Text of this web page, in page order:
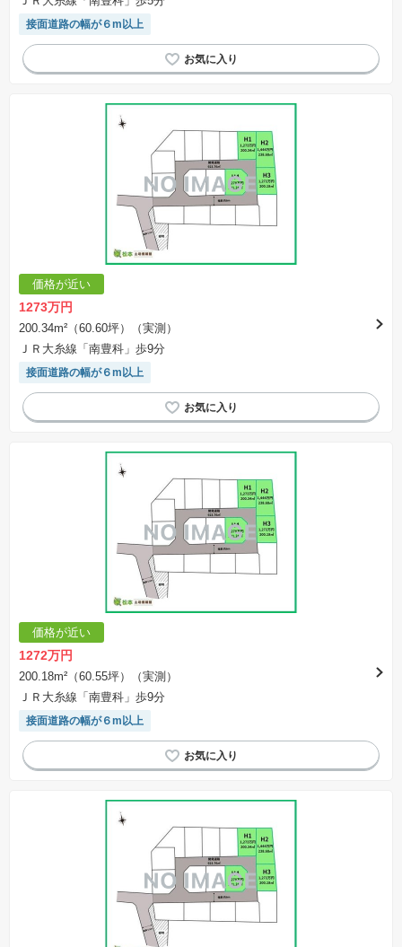
接面道路の幅が６m以上
価格が近い
1273万円
200.34m²（60.60坪）（実測）
ＪＲ大糸線「南豊科」歩9分
接面道路の幅が６m以上
価格が近い
1272万円
200.18m²（60.55坪）（実測）
ＪＲ大糸線「南豊科」歩9分
接面道路の幅が６m以上